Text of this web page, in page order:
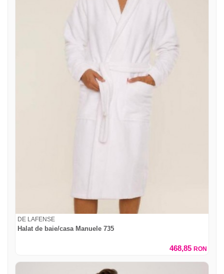
DE LAFENSE
Halat de baie/casa Manuele 735
468,85 RON